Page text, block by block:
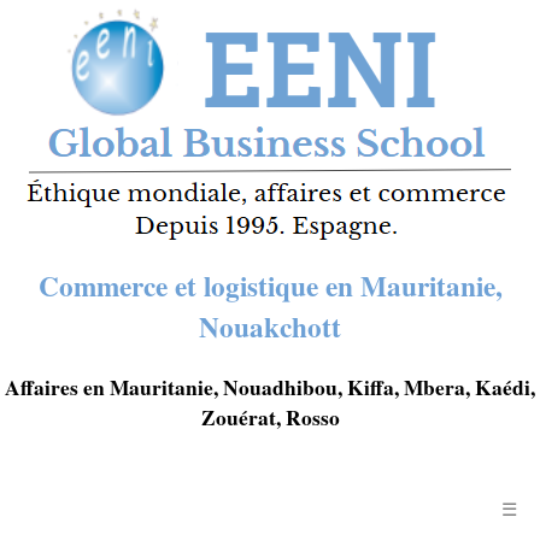
Commerce et logistique en Mauritanie,
Nouakchott
Affaires en Mauritanie, Nouadhibou, Kiffa, Mbera, Kaédi,
Zouérat, Rosso
☰